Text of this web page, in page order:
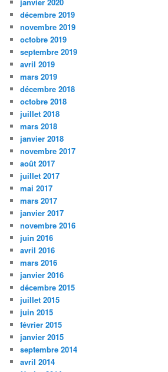
décembre 2019
novembre 2019
octobre 2019
septembre 2019
avril 2019
mars 2019
décembre 2018
octobre 2018
juillet 2018
mars 2018
janvier 2018
novembre 2017
août 2017
juillet 2017
mai 2017
mars 2017
janvier 2017
novembre 2016
juin 2016
avril 2016
mars 2016
janvier 2016
décembre 2015
juillet 2015
juin 2015
février 2015
janvier 2015
septembre 2014
avril 2014